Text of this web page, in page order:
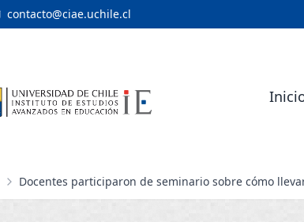
contacto@ciae.uchile.cl
Docentes participaron de seminario sobre cómo